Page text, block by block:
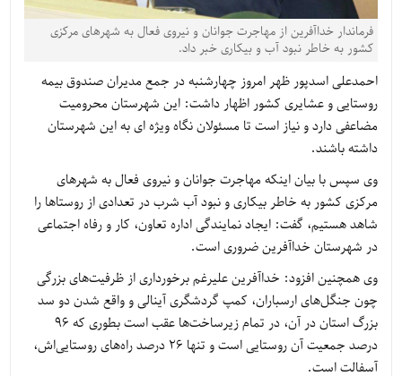
فرماندار خداآفرین از مهاجرت جوانان و نیروی فعال به شهرهای مرکزی
کشور به خاطر نبود آب و بیکاری خبر داد.
احمدعلی اسدپور ظهر امروز چهارشنبه در جمع مدیران صندوق بیمه
روستایی و عشایری کشور اظهار داشت: این شهرستان محرومیت
مضاعفی دارد و نیاز است تا مسئولان نگاه ویژه ای به این شهرستان
داشته باشند.
وی سپس با بیان اینکه مهاجرت جوانان و نیروی فعال به شهرهای
مرکزی کشور به خاطر بیکاری و نبود آب شرب در تعدادی از روستاها را
شاهد هستیم، گفت: ایجاد نمایندگی اداره تعاون، کار و رفاه اجتماعی
در شهرستان خداآفرین ضروری است.
وی همچنین افزود: خداآفرین علیرغم برخورداری از ظرفیت‌های بزرگی
چون جنگل‌های ارسباران، کمپ گردشگری آینالی و واقع شدن دو سد
بزرگ استان در آن، در تمام زیرساخت‌ها عقب است بطوری که ۹۶
درصد جمعیت آن روستایی است و تنها ۲۶ درصد راه‌های روستایی‌اش،
آسفالت است.